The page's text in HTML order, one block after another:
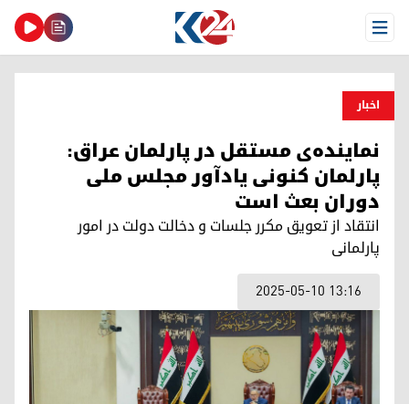
Open Menu
اخبار
نماینده‌ی مستقل در پارلمان عراق:
پارلمان کنونی یادآور مجلس ملی
دوران بعث است
انتقاد از تعویق مکرر جلسات و دخالت دولت در امور
پارلمانی
2025-05-10 13:16